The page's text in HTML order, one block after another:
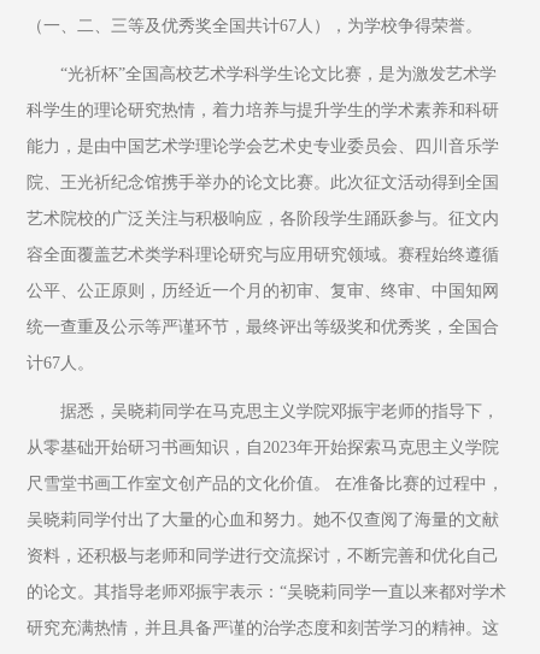
（一、二、三等及优秀奖全国共计67人），为学校争得荣誉。
“光祈杯”全国高校艺术学科学生论文比赛，是为激发艺术学
科学生的理论研究热情，着力培养与提升学生的学术素养和科研
能力，是由中国艺术学理论学会艺术史专业委员会、四川音乐学
院、王光祈纪念馆携手举办的论文比赛。此次征文活动得到全国
艺术院校的广泛关注与积极响应，各阶段学生踊跃参与。征文内
容全面覆盖艺术类学科理论研究与应用研究领域。赛程始终遵循
公平、公正原则，历经近一个月的初审、复审、终审、中国知网
统一查重及公示等严谨环节，最终评出等级奖和优秀奖，全国合
计67人。
据悉，吴晓莉同学在马克思主义学院邓振宇老师的指导下，
从零基础开始研习书画知识，自2023年开始探索马克思主义学院
尺雪堂书画工作室文创产品的文化价值。 在准备比赛的过程中，
吴晓莉同学付出了大量的心血和努力。她不仅查阅了海量的文献
资料，还积极与老师和同学进行交流探讨，不断完善和优化自己
的论文。其指导老师邓振宇表示：“吴晓莉同学一直以来都对学术
研究充满热情，并且具备严谨的治学态度和刻苦学习的精神。这